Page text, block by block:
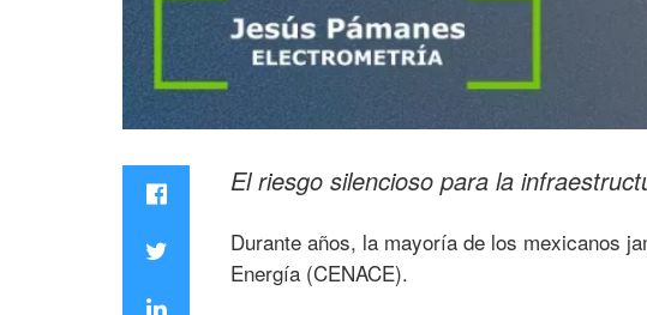
El riesgo silencioso para la
Durante años, la mayoría de los mexicanos
Energía (CENACE).